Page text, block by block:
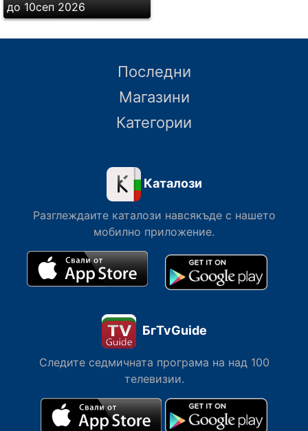
до 10сеп 2026
Последни
Магазини
Категории
Каталози
Разглеждаите каталози навсякъде с нашето
мобилно приложение.
БгTvGuide
Следите седмичната програма на над 100
телевизии.